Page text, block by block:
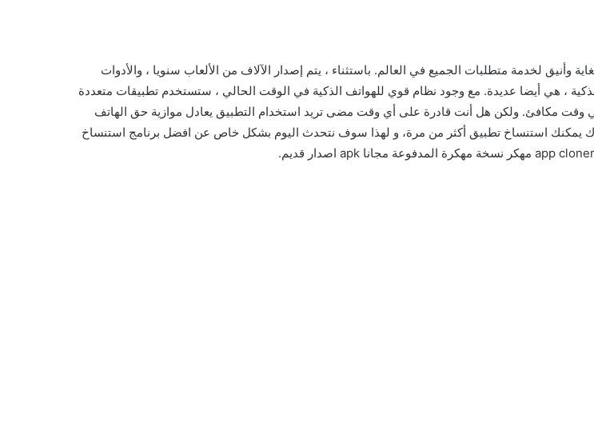
لخدمة متطلبات الجميع في العالم. باستثناء ، يتم إصدار الآلاف من الألعاب سنويا ، والأدوات
، هي أيضا عديدة. مع وجود نظام قوي للهواتف الذكية في الوقت الحالي ، ستستخدم تطبيقات متعددة
وقت مكافئ. ولكن هل أنت قادرة على أي وقت مضى تريد استخدام التطبيق يعادل موازية حق الهاتف
يمكنك استنساخ تطبيق أكثر من مرة، و لهذا سوف نتحدث اليوم بشكل خاص عن افضل برنامج استنساخ